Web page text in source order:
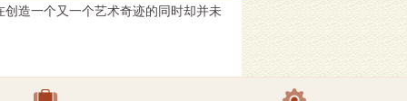
造一个又一个艺术奇迹的同时却并未